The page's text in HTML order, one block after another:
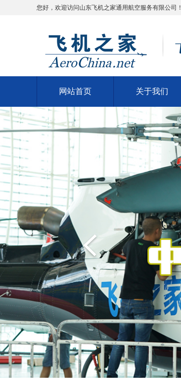
您好，欢迎访问山东飞机之家通用航空服务有限公司！
网站首页 关于我们